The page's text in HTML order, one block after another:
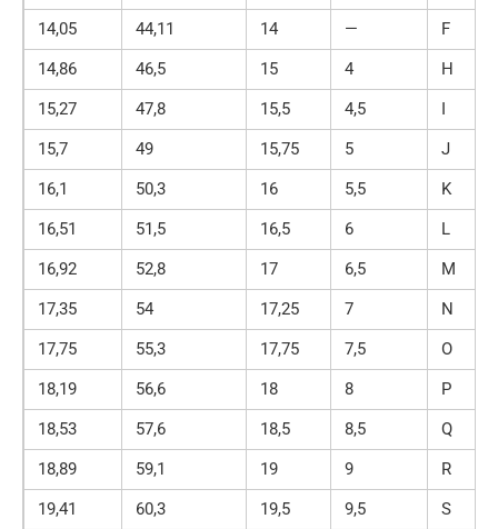
14,05
44,11 14 —
F
14,86
46,5 15 4
H
15,27
47,8 15,5 4,5
I
15,7
49 15,75 5
J
16,1
50,3 16 5,5
K
16,51
51,5 16,5 6
L
16,92
52,8 17 6,5
M
17,35
54 17,25 7
N
17,75
55,3 17,75 7,5
O
18,19
56,6 18 8
P
18,53
57,6 18,5 8,5
Q
18,89
59,1 19 9
R
19,41
60,3 19,5 9,5
S